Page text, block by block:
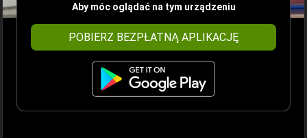
Aby móc oglądać na tym urządzeniu
POBIERZ BEZPŁATNĄ APLIKACJĘ